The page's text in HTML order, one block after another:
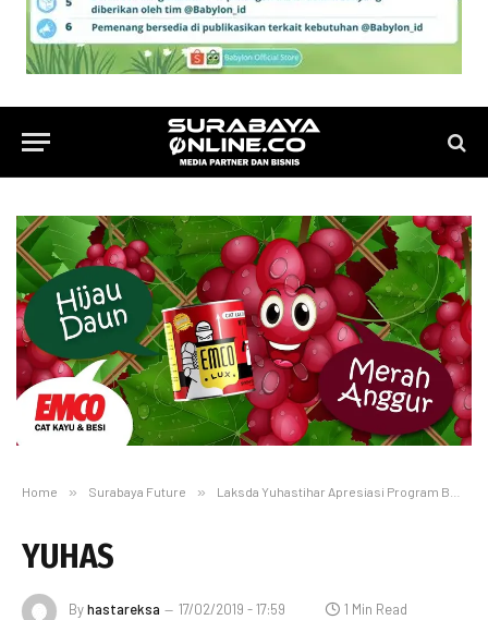
Home » Surabaya Future » Laksda Yuhastihar Apresiasi Program Bu Mantik di Surabaya
YUHAS
Byhastareksa 17/02/2019 - 17:59
1 Min Read